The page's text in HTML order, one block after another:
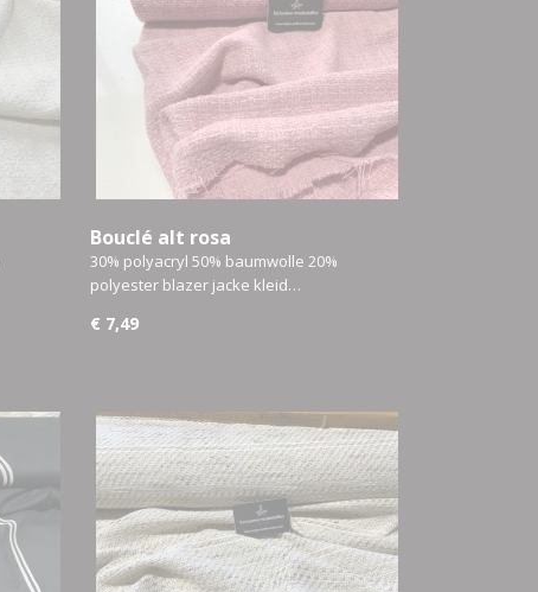
Bouclé alt rosa
30% polyacryl 50% baumwolle 20%
polyester blazer jacke kleid…
€ 7,49